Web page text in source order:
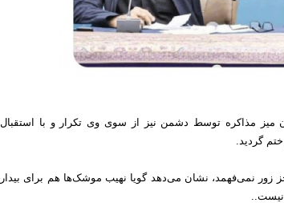
مذاکره توسط دشمن نیز از سوی وی تکرار و با استقبال
گردید.
نمی‌فهمد، نشان می‌دهد گویا نهیب موشک‌ها هم برای بیدار
نیست..